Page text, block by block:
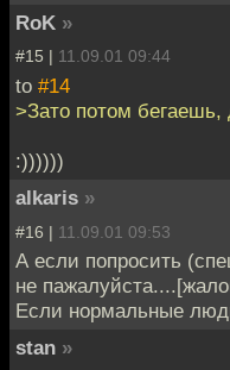
RoK »
#15 | 11.09.01 09:44
to #14
>Зато потом
:))))))
alkaris »
#16 | 11.09.01 09:53
А если попросить
не
Если нормальные
stan »